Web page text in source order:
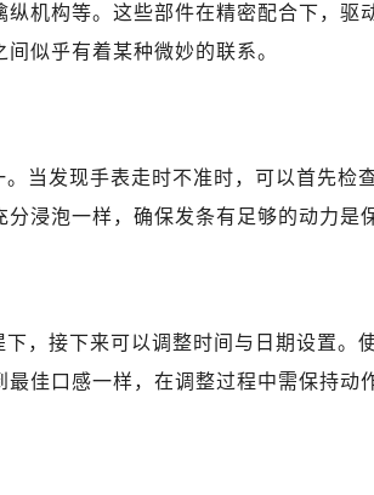
机构等。这些部件在精密配合下，驱
似乎有着某种微妙的联系。
当发现手表走时不准时，可以首先检
浸泡一样，确保发条有足够的动力是
，接下来可以调整时间与日期设置。
佳口感一样，在调整过程中需保持动